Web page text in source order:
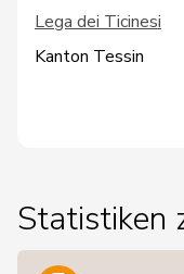
Lega dei Ticinesi
Kanton Tessin
Statistiken